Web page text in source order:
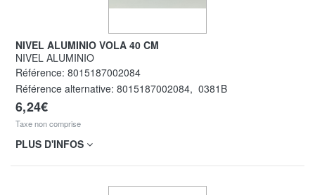
NIVEL ALUMINIO VOLA 40 CM
NIVEL ALUMINIO
Référence: 8015187002084
Référence alternative: 8015187002084, 0381B
6,24€
Taxe non comprise
PLUS D'INFOS